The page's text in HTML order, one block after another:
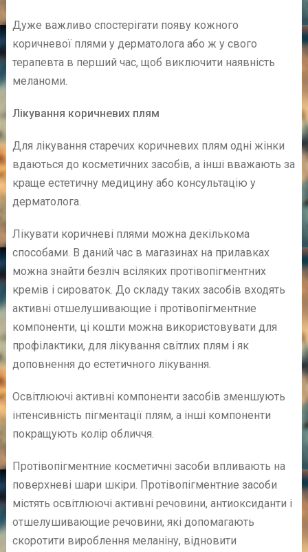
Дуже важливо спостерігати появу кожного
коричневої плями у дерматолога або ж у свого
терапевта в перший час, щоб виключити наявність
меланоми.
Лікування коричневих плям
Для лікування старечих коричневих плям одні жінки
вдаються до косметичних засобів, а інші вважають за
краще естетичну медицину або консультацію у
дерматолога.
Лікувати коричневі плями можна декількома
способами. В даний час в магазинах на прилавках
можна знайти безліч всіляких протівопігментних
кремів і сироваток. До складу таких засобів входять
активні отшелушивающие і протівопігментние
компоненти, ці кошти можна використовувати для
профілактики, для лікування світлих плям і як
доповнення до естетичного лікування.
Освітлюючі активні компоненти засобів зменшують
інтенсивність пігментації плям, а інші компоненти
покращують колір обличчя.
Протівопігментние косметичні засоби впливають на
поверхневі шари шкіри. Протівопігментние засоби
містять освітлюючі активні речовини, антиоксиданти і
отшелушивающие речовини, які допомагають
скоротити вироблення меланіну, відновити